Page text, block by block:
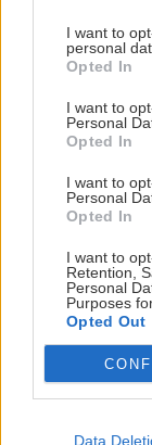
I want to
personal
Opted In
I want to
Personal
Opted In
I want to
Personal
Opted In
I want to
Retention,
Personal
Purposes
Opted Out
Data
Σικάγο: Σε
και
ΚΟΙΝΩΝΙΑ
ατόμου σε